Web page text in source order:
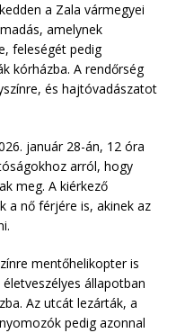
a Zala vármegyei
amelynek
feleségét pedig
kórházba. A rendőrség
és hajtóvadászatot
január 28-án, 12 óra
arról, hogy
meg. A kiérkező
a nő férjére is, akinek az
mentőhelikopter is
állapotban
Az utcát lezárták, a
pedig azonnal